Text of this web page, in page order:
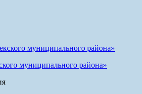
муниципального района»